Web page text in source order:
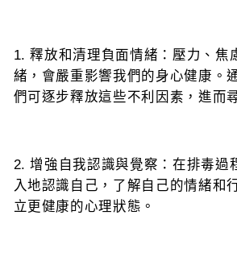
1.釋放和清理負面情緒：壓力、焦
緒，會嚴重影響我們的身心健康。
們可逐步釋放這些不利因素，進而
2.增強自我認識與覺察：在排毒過
入地認識自己，了解自己的情緒和
立更健康的心理狀態。